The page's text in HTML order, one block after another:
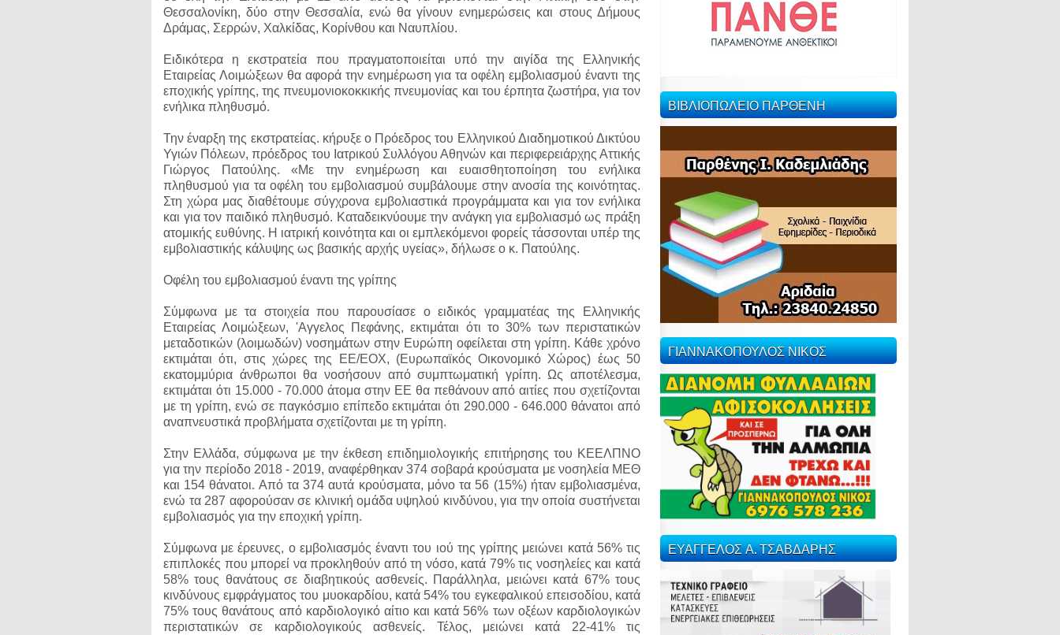
Θεσσαλονίκη, δύο στην Θεσσαλία, ενώ θα γίνουν ενημερώσεις και στους Δήμους
Δράμας, Σερρών, Χαλκίδας, Κορίνθου και Ναυπλίου.
Ειδικότερα η εκστρατεία που πραγματοποιείται υπό την αιγίδα της Ελληνικής
Εταιρείας Λοιμώξεων θα αφορά την ενημέρωση για τα οφέλη εμβολιασμού έναντι της
εποχικής γρίπης, της πνευμονιοκοκκικής πνευμονίας και του έρπητα ζωστήρα, για τον
ενήλικα πληθυσμό.
Την έναρξη της εκστρατείας. κήρυξε ο Πρόεδρος του Ελληνικού Διαδημοτικού Δικτύου
Υγιών Πόλεων, πρόεδρος του Ιατρικού Συλλόγου Αθηνών και περιφερειάρχης Αττικής
Γιώργος Πατούλης. «Με την ενημέρωση και ευαισθητοποίηση του ενήλικα
πληθυσμού για τα οφέλη του εμβολιασμού συμβάλουμε στην ανοσία της κοινότητας.
Στη χώρα μας διαθέτουμε σύγχρονα εμβολιαστικά προγράμματα και για τον ενήλικα
και για τον παιδικό πληθυσμό. Καταδεικνύουμε την ανάγκη για εμβολιασμό ως πράξη
ατομικής ευθύνης. Η ιατρική κοινότητα και οι εμπλεκόμενοι φορείς τάσσονται υπέρ της
εμβολιαστικής κάλυψης ως βασικής αρχής υγείας», δήλωσε ο κ. Πατούλης.
Οφέλη του εμβολιασμού έναντι της γρίπης
Σύμφωνα με τα στοιχεία που παρουσίασε ο ειδικός γραμματέας της Ελληνικής
Εταιρείας Λοιμώξεων, 'Αγγελος Πεφάνης, εκτιμάται ότι το 30% των περιστατικών
μεταδοτικών (λοιμωδών) νοσημάτων στην Ευρώπη οφείλεται στη γρίπη. Κάθε χρόνο
εκτιμάται ότι, στις χώρες της ΕΕ/ΕΟΧ, (Ευρωπαϊκός Οικονομικό Χώρος) έως 50
εκατομμύρια άνθρωποι θα νοσήσουν από συμπτωματική γρίπη. Ως αποτέλεσμα,
εκτιμάται ότι 15.000 - 70.000 άτομα στην ΕΕ θα πεθάνουν από αιτίες που σχετίζονται
με τη γρίπη, ενώ σε παγκόσμιο επίπεδο εκτιμάται ότι 290.000 - 646.000 θάνατοι από
αναπνευστικά προβλήματα σχετίζονται με τη γρίπη.
Στην Ελλάδα, σύμφωνα με την έκθεση επιδημιολογικής επιτήρησης του ΚΕΕΛΠΝΟ
για την περίοδο 2018 - 2019, αναφέρθηκαν 374 σοβαρά κρούσματα με νοσηλεία ΜΕΘ
και 154 θάνατοι. Από τα 374 αυτά κρούσματα, μόνο τα 56 (15%) ήταν εμβολιασμένα,
ενώ τα 287 αφορούσαν σε κλινική ομάδα υψηλού κινδύνου, για την οποία συστήνεται
εμβολιασμός για την εποχική γρίπη.
Σύμφωνα με έρευνες, ο εμβολιασμός έναντι του ιού της γρίπης μειώνει κατά 56% τις
επιπλοκές που μπορεί να προκληθούν από τη νόσο, κατά 79% τις νοσηλείες και κατά
58% τους θανάτους σε διαβητικούς ασθενείς. Παράλληλα, μειώνει κατά 67% τους
κινδύνους εμφράγματος του μυοκαρδίου, κατά 54% του εγκεφαλικού επεισοδίου, κατά
75% τους θανάτους από καρδιολογικό αίτιο και κατά 56% των οξέων καρδιολογικών
περιστατικών σε καρδιολογικούς ασθενείς. Τέλος, μειώνει κατά 22-41% τις
ΒΙΒΛΙΟΠΩΛΕΙΟ ΠΑΡΘΕΝΗ
ΓΙΑΝΝΑΚΟΠΟΥΛΟΣ ΝΙΚΟΣ
ΕΥΑΓΓΕΛΟΣ Α. ΤΣΑΒΔΑΡΗΣ